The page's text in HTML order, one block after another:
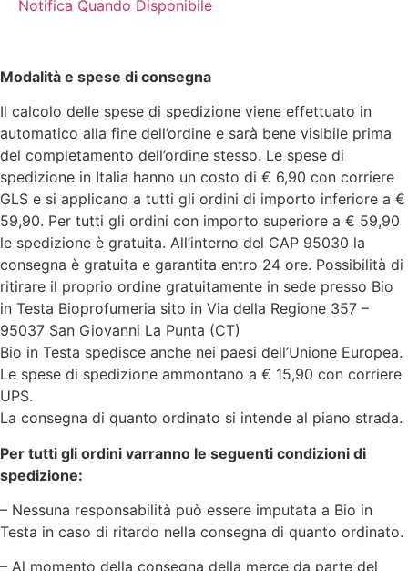
Notifica Quando Disponibile
Modalità e spese di consegna
Il calcolo delle spese di spedizione viene effettuato in
automatico alla fine dell’ordine e sarà bene visibile prima
del completamento dell’ordine stesso. Le spese di
spedizione in Italia hanno un costo di € 6,90 con corriere
GLS e si applicano a tutti gli ordini di importo inferiore a €
59,90. Per tutti gli ordini con importo superiore a € 59,90
le spedizione è gratuita. All’interno del CAP 95030 la
consegna è gratuita e garantita entro 24 ore. Possibilità di
ritirare il proprio ordine gratuitamente in sede presso Bio
in Testa Bioprofumeria sito in Via della Regione 357 –
95037 San Giovanni La Punta (CT)
Bio in Testa spedisce anche nei paesi dell’Unione Europea.
Le spese di spedizione ammontano a € 15,90 con corriere
UPS.
La consegna di quanto ordinato si intende al piano strada.
Per tutti gli ordini varranno le seguenti condizioni di
spedizione:
– Nessuna responsabilità può essere imputata a Bio in
Testa in caso di ritardo nella consegna di quanto ordinato.
– Al momento della consegna della merce da parte del